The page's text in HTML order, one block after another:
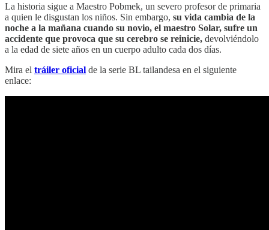
La historia sigue a Maestro Pobmek, un severo profesor de primaria
a quien le disgustan los niños. Sin embargo, su vida cambia de la
noche a la mañana cuando su novio, el maestro Solar, sufre un
accidente que provoca que su cerebro se reinicie, devolviéndolo
a la edad de siete años en un cuerpo adulto cada dos días.
Mira el tráiler oficial de la serie BL tailandesa en el siguiente
enlace: